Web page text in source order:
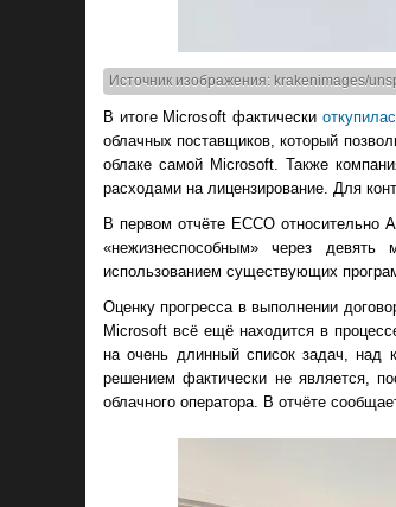
Источник изображения: krakenimages/
В итоге Microsoft фактически
облачных поставщиков, который
облаке самой Microsoft. Также
расходами на лицензирование. Для
В первом отчёте ECCO относительно
«нежизнеспособным» через девять
использованием существующих
Оценку прогресса в выполнении
Microsoft всё ещё находится в
на очень длинный список задач,
решением фактически не является,
облачного оператора. В отчёте